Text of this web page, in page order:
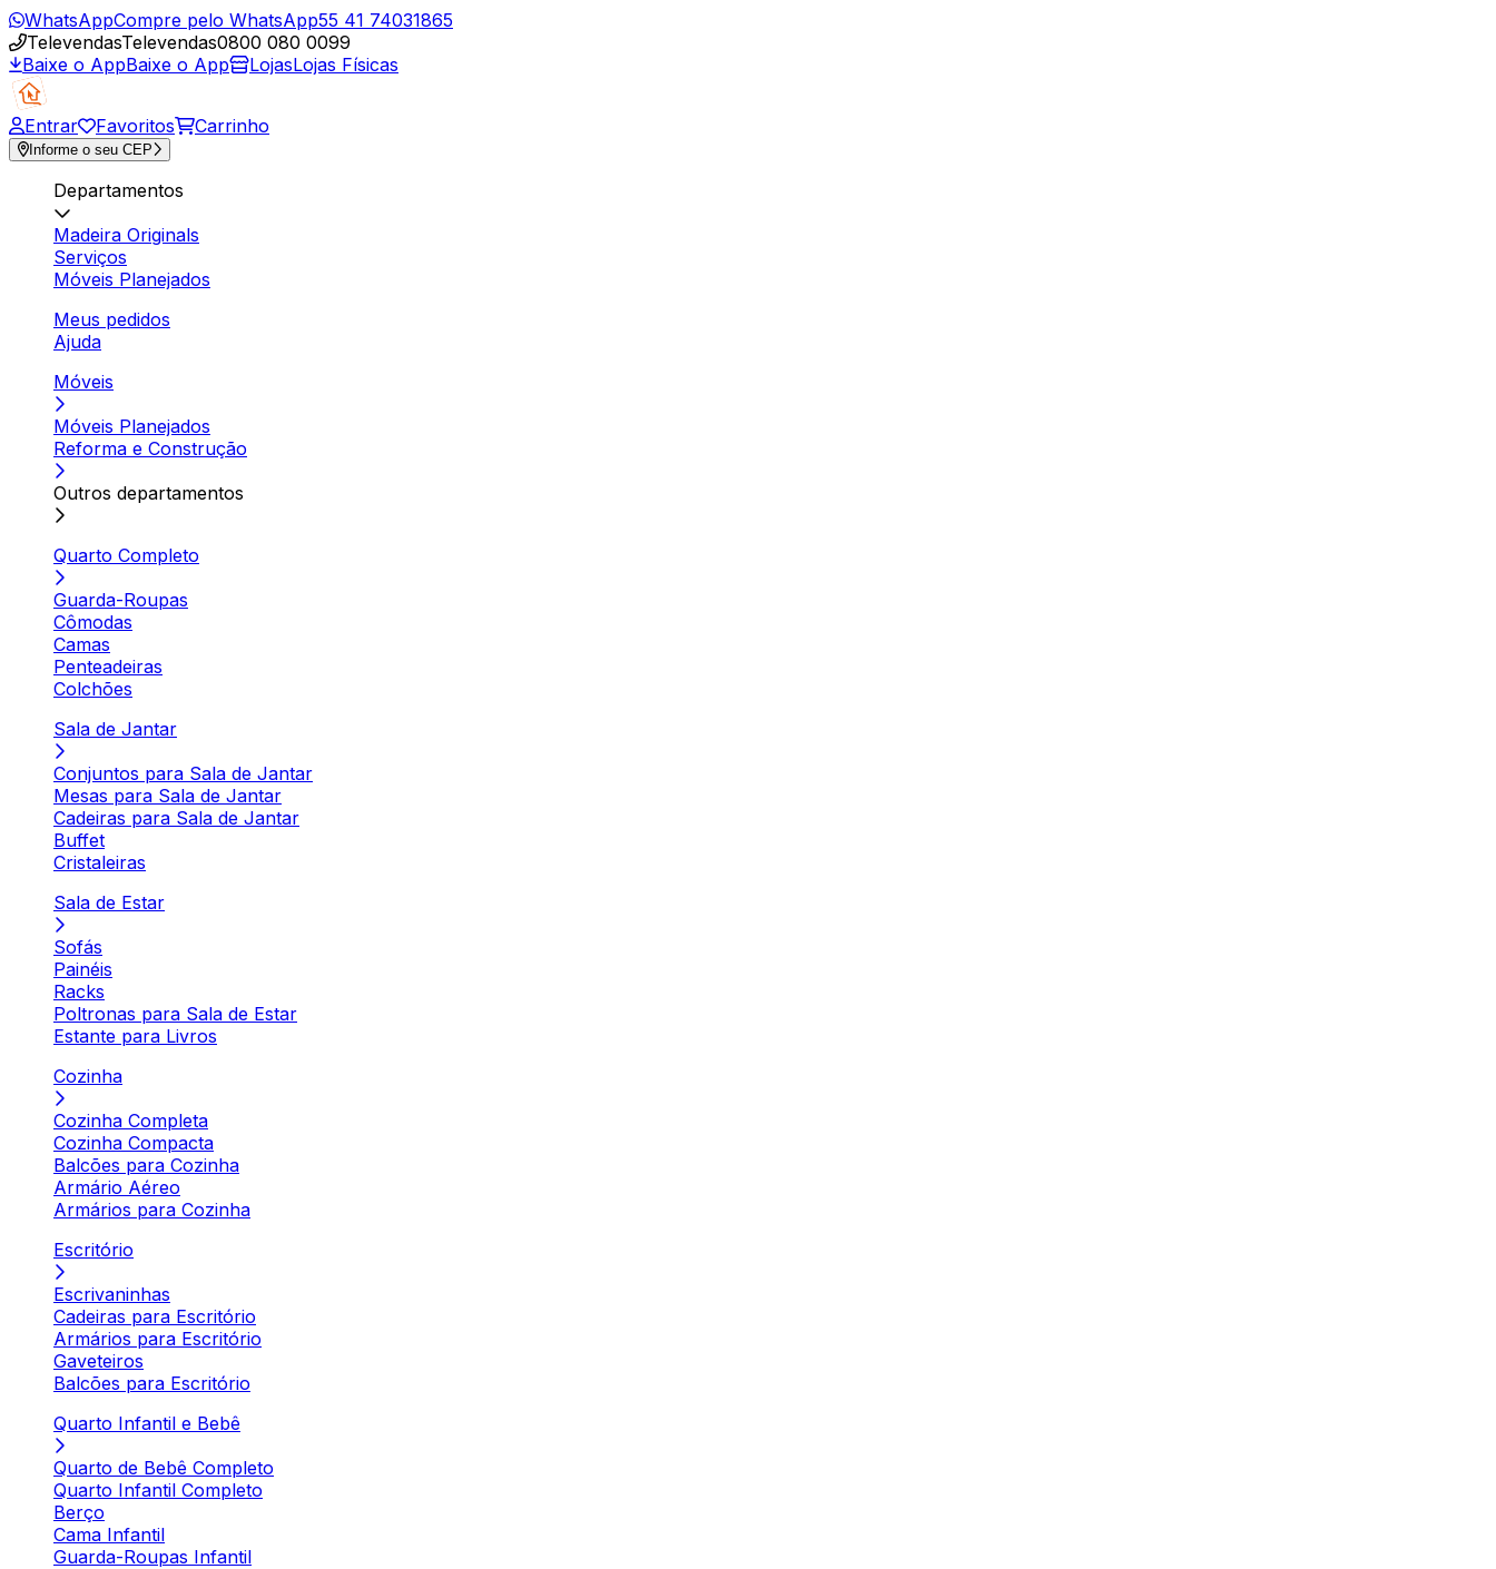
WhatsAppCompre pelo WhatsApp55 41 74031865
TelevendasTelevendas0800 080 0099
Baixe o AppBaixe o App LojasLojas Físicas
Entrar Favoritos Carrinho
Informe o seu CEP
Departamentos
Madeira Originals
Serviços
Móveis Planejados
Meus pedidos
Ajuda
Móveis
Móveis Planejados
Reforma e Construção
Outros departamentos
Quarto Completo
Guarda-Roupas
Cômodas
Camas
Penteadeiras
Colchões
Sala de Jantar
Conjuntos para Sala de Jantar
Mesas para Sala de Jantar
Cadeiras para Sala de Jantar
Buffet
Cristaleiras
Sala de Estar
Sofás
Painéis
Racks
Poltronas para Sala de Estar
Estante para Livros
Cozinha
Cozinha Completa
Cozinha Compacta
Balcões para Cozinha
Armário Aéreo
Armários para Cozinha
Escritório
Escrivaninhas
Cadeiras para Escritório
Armários para Escritório
Gaveteiros
Balcões para Escritório
Quarto Infantil e Bebê
Quarto de Bebê Completo
Quarto Infantil Completo
Berço
Cama Infantil
Guarda-Roupas Infantil